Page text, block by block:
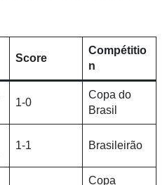
Score
Compétitio
n
1-0
Copa do
Brasil
1-1 Brasileirão
Copa